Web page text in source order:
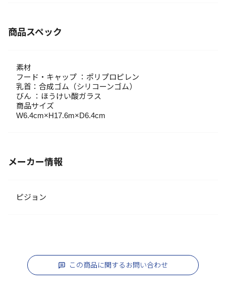
商品スペック
素材
フード・キャップ ：ポリプロピレン
乳首：合成ゴム（シリコーンゴム）
びん ：ほうけい酸ガラス
商品サイズ
W6.4cm×H17.6m×D6.4cm
メーカー情報
ピジョン
この商品に関するお問い合わせ